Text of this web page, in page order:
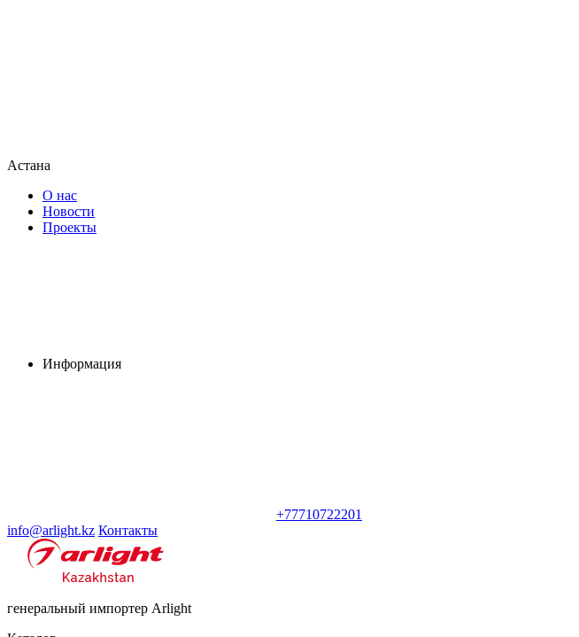
Астана
О нас
Новости
Проекты
Информация
+77710722201
info@arlight.kz Контакты
генеральный импортер Arlight